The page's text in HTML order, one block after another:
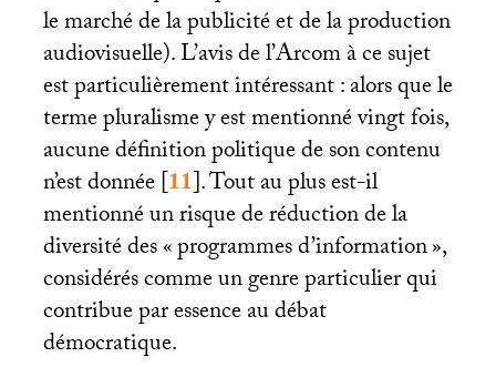
le marché de la publicité et de la production
audiovisuelle). L’avis de l’Arcom à ce sujet
est particulièrement intéressant : alors que le
terme pluralisme y est mentionné vingt fois,
aucune définition politique de son contenu
n’est donnée[11]. Tout au plus est-il
mentionné un risque de réduction de la
diversité des «programmes d’information»,
considérés comme un genre particulier qui
contribue par essence au débat
démocratique.